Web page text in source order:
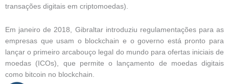
transações digitais em criptomoedas).
Em janeiro de 2018, Gibraltar introduziu regulamentações para as
empresas que usam o blockchain e o governo está pronto para
lançar o primeiro arcabouço legal do mundo para ofertas iniciais de
moedas (ICOs), que permite o lançamento de moedas digitais
como bitcoin no blockchain.